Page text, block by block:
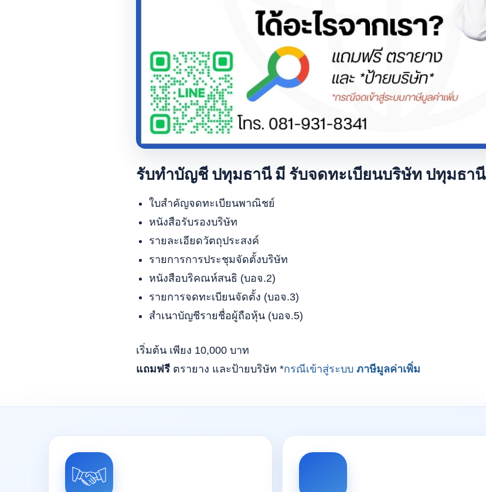
รับทำบัญชี ปทุมธานี มี รับจดทะเบียนบริษัท ปทุมธานี
ใบสำคัญจดทะเบียนพาณิชย์
หนังสือรับรองบริษัท
รายละเอียดวัตถุประสงค์
รายการการประชุมจัดตั้งบริษัท
หนังสือบริคณห์สนธิ (บอจ.2)
รายการจดทะเบียนจัดตั้ง (บอจ.3)
สำเนาบัญชีรายชื่อผู้ถือหุ้น (บอจ.5)
เริ่มต้น เพียง 10,000 บาท
แถมฟรี ตรายาง และป้ายบริษัท *กรณีเข้าสู่ระบบ ภาษีมูลค่าเพิ่ม